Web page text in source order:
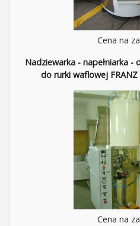
Cena na
Nadziewarka - napełniarka
do rurki waflowej FRANZ
Cena na